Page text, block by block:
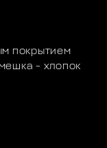
покрытием
- хлопок